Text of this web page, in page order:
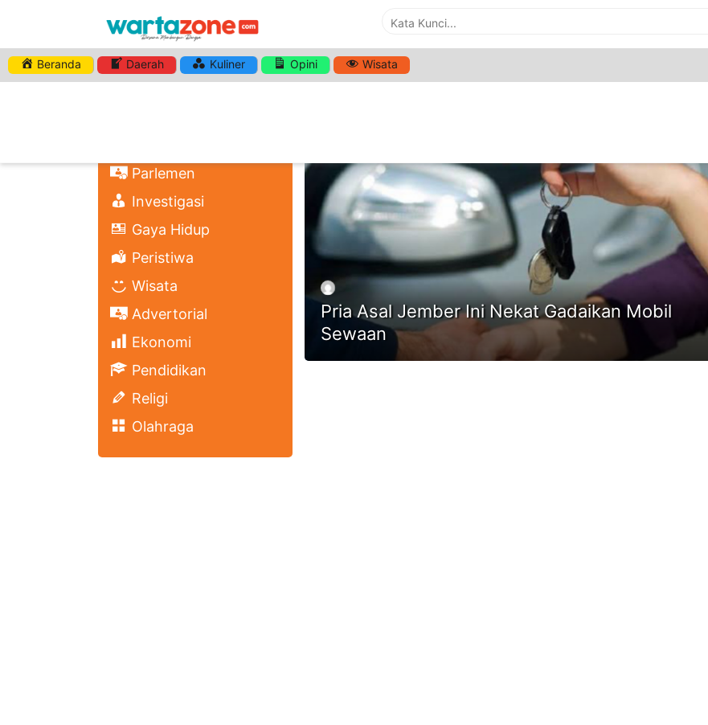
Beranda Daerah Kuliner Opini Wisata
Parlemen
Investigasi
Gaya Hidup
Peristiwa
Wisata
Advertorial
Ekonomi
Pendidikan
Religi
Olahraga
HASHTAG:SINDIKAT PENGGELAPAN MOBIL
Pria Asal Jember Ini Nekat Gadaikan Mobil
Sewaan